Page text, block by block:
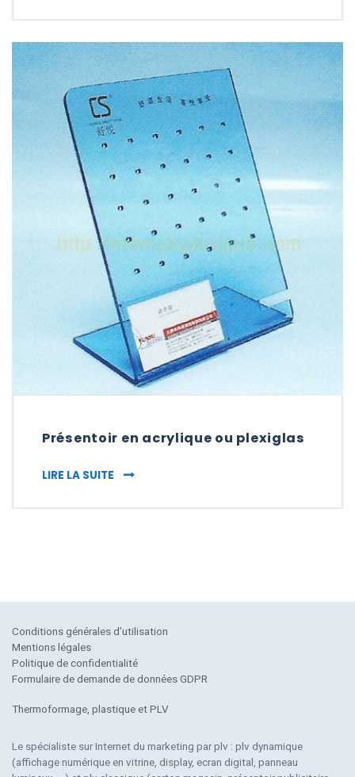
Présentoir en acrylique ou plexiglas
LIRE LA SUITE PRÉSENTOIR EN ACRYLIQUE OU PLEXIGLAS
Conditions générales d’utilisation
Mentions légales
Politique de confidentialité
Formulaire de demande de données GDPR
Thermoformage, plastique et PLV
Le spécialiste sur Internet du marketing par plv : plv dynamique
(affichage numérique en vitrine, display, ecran digital, panneau